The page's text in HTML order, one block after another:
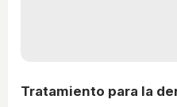
Tratamiento para la